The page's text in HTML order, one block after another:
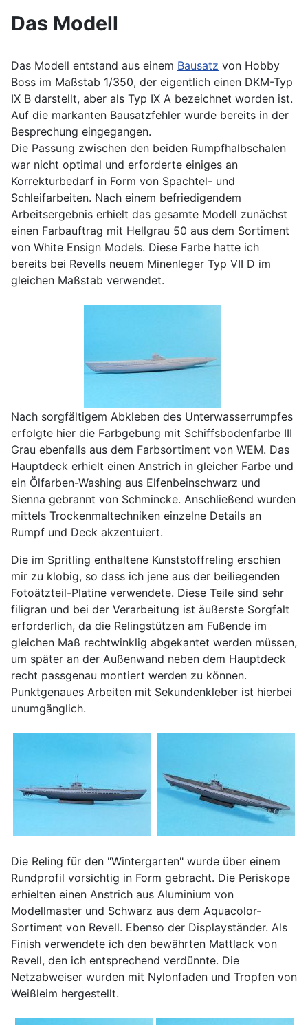
Das Modell
Das Modell entstand aus einem Bausatz von Hobby
Boss im Maßstab 1/350, der eigentlich einen DKM-Typ
IX B darstellt, aber als Typ IX A bezeichnet worden ist.
Auf die markanten Bausatzfehler wurde bereits in der
Besprechung eingegangen.
Die Passung zwischen den beiden Rumpfhalbschalen
war nicht optimal und erforderte einiges an
Korrekturbedarf in Form von Spachtel- und
Schleifarbeiten. Nach einem befriedigendem
Arbeitsergebnis erhielt das gesamte Modell zunächst
einen Farbauftrag mit Hellgrau 50 aus dem Sortiment
von White Ensign Models. Diese Farbe hatte ich
bereits bei Revells neuem Minenleger Typ VII D im
gleichen Maßstab verwendet.
Nach sorgfältigem Abkleben des Unterwasserrumpfes
erfolgte hier die Farbgebung mit Schiffsbodenfarbe III
Grau ebenfalls aus dem Farbsortiment von WEM. Das
Hauptdeck erhielt einen Anstrich in gleicher Farbe und
ein Ölfarben-Washing aus Elfenbeinschwarz und
Sienna gebrannt von Schmincke. Anschließend wurden
mittels Trockenmaltechniken einzelne Details an
Rumpf und Deck akzentuiert.
Die im Spritling enthaltene Kunststoffreling erschien
mir zu klobig, so dass ich jene aus der beiliegenden
Fotoätzteil-Platine verwendete. Diese Teile sind sehr
filigran und bei der Verarbeitung ist äußerste Sorgfalt
erforderlich, da die Relingstützen am Fußende im
gleichen Maß rechtwinklig abgekantet werden müssen,
um später an der Außenwand neben dem Hauptdeck
recht passgenau montiert werden zu können.
Punktgenaues Arbeiten mit Sekundenkleber ist hierbei
unumgänglich.
Die Reling für den "Wintergarten" wurde über einem
Rundprofil vorsichtig in Form gebracht. Die Periskope
erhielten einen Anstrich aus Aluminium von
Modellmaster und Schwarz aus dem Aquacolor-
Sortiment von Revell. Ebenso der Displayständer. Als
Finish verwendete ich den bewährten Mattlack von
Revell, den ich entsprechend verdünnte. Die
Netzabweiser wurden mit Nylonfaden und Tropfen von
Weißleim hergestellt.